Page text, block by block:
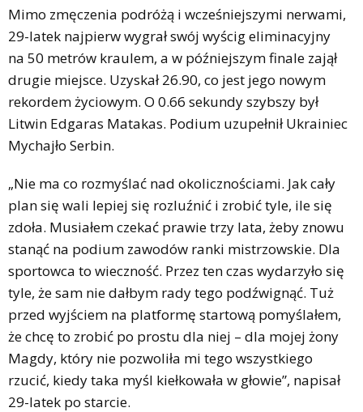
Mimo zmęczenia podróżą i wcześniejszymi nerwami,
29-latek najpierw wygrał swój wyścig eliminacyjny
na 50 metrów kraulem, a w późniejszym finale zajął
drugie miejsce. Uzyskał 26.90, co jest jego nowym
rekordem życiowym. O 0.66 sekundy szybszy był
Litwin Edgaras Matakas. Podium uzupełnił Ukrainiec
Mychajło Serbin.
„Nie ma co rozmyślać nad okolicznościami. Jak cały
plan się wali lepiej się rozluźnić i zrobić tyle, ile się
zdoła. Musiałem czekać prawie trzy lata, żeby znowu
stanąć na podium zawodów ranki mistrzowskie. Dla
sportowca to wieczność. Przez ten czas wydarzyło się
tyle, że sam nie dałbym rady tego podźwignąć. Tuż
przed wyjściem na platformę startową pomyślałem,
że chcę to zrobić po prostu dla niej – dla mojej żony
Magdy, który nie pozwoliła mi tego wszystkiego
rzucić, kiedy taka myśl kiełkowała w głowie”, napisał
29-latek po starcie.